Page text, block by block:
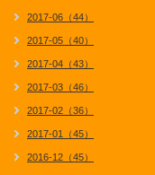
2017-06（44）
2017-05（40）
2017-04（43）
2017-03（46）
2017-02（36）
2017-01（45）
2016-12（45）